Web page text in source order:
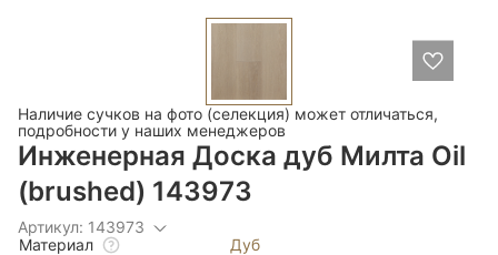
Наличие сучков на фото (селекция) может отличаться,
подробности у наших менеджеров
Инженерная Доска дуб Милта Oil
(brushed) 143973
Артикул: 143973
Материал
Дуб